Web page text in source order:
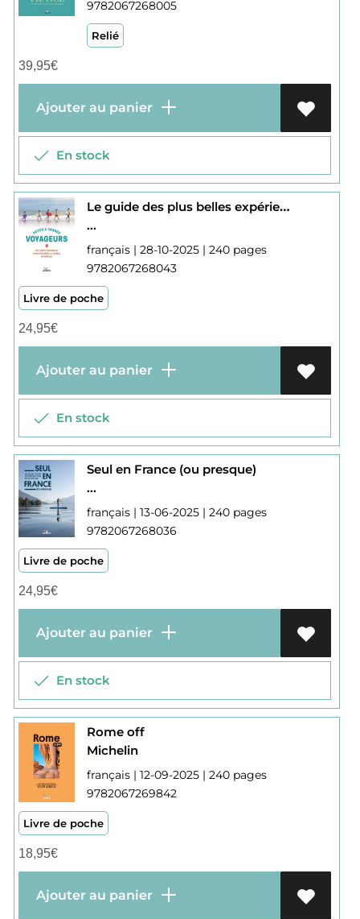
9782067268005
Relié
39,95€
Ajouter au panier
En stock
Le guide des plus belles expériences enfamille en France
...
français | 28-10-2025 | 240 pages
9782067268043
Livre de poche
24,95€
Ajouter au panier
En stock
Seul en France (ou presque)
...
français | 13-06-2025 | 240 pages
9782067268036
Livre de poche
24,95€
Ajouter au panier
En stock
Rome off
Michelin
français | 12-09-2025 | 240 pages
9782067269842
Livre de poche
18,95€
Ajouter au panier